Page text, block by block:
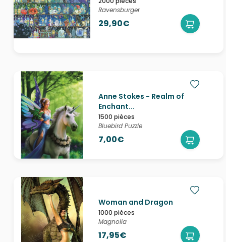
Ravensburger
29,90€
Anne Stokes - Realm of
Enchant...
1500 pièces
Bluebird Puzzle
7,00€
Woman and Dragon
1000 pièces
Magnolia
17,95€